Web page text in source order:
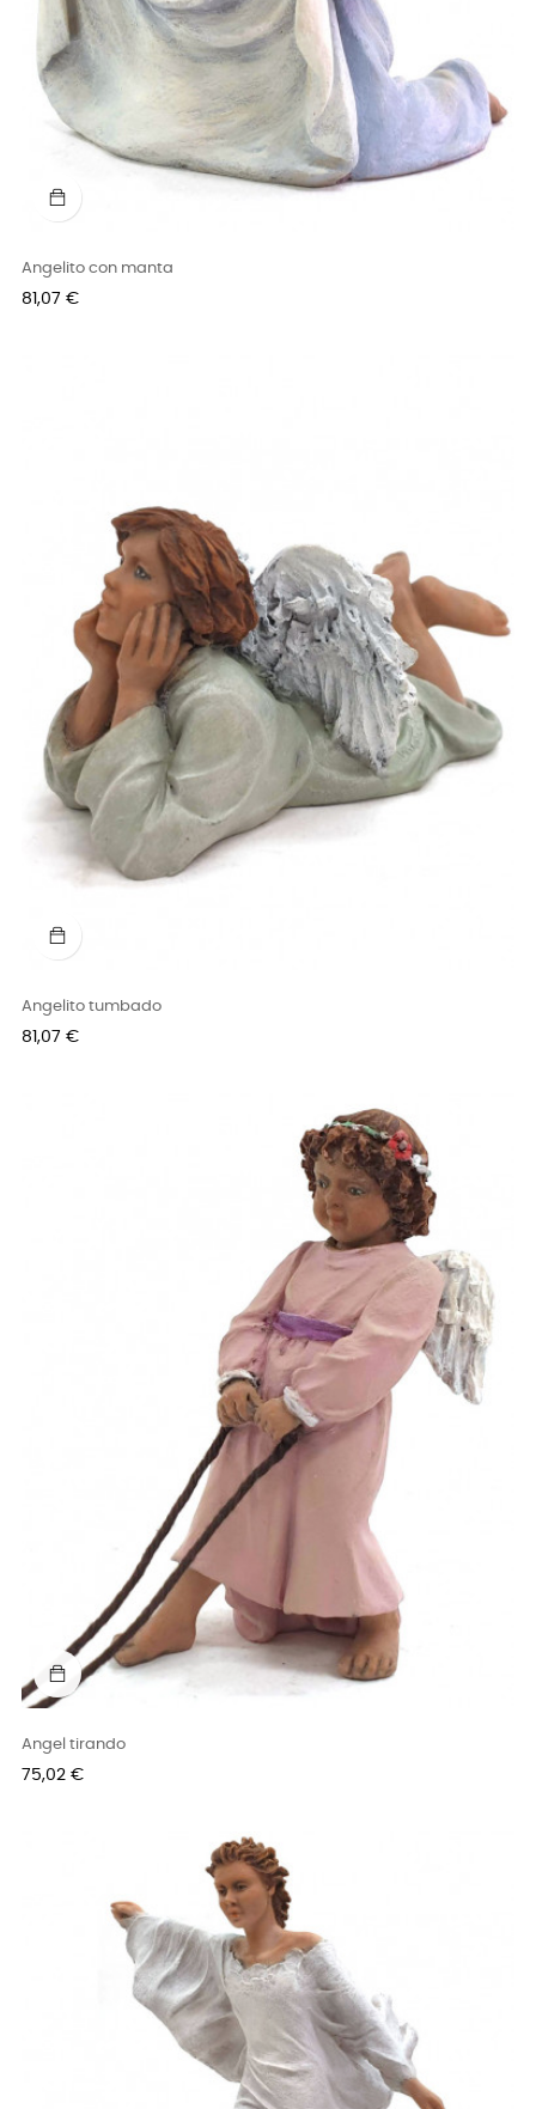
Angelito con manta
Precio
81,07 €
Angelito tumbado
Precio
81,07 €
Angel tirando
Precio
75,02 €